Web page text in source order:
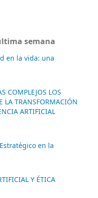
semana
en la vida: una
COMPLEJOS LOS
LA TRANSFORMACIÓN
ARTIFICIAL
en la
Y ÉTICA